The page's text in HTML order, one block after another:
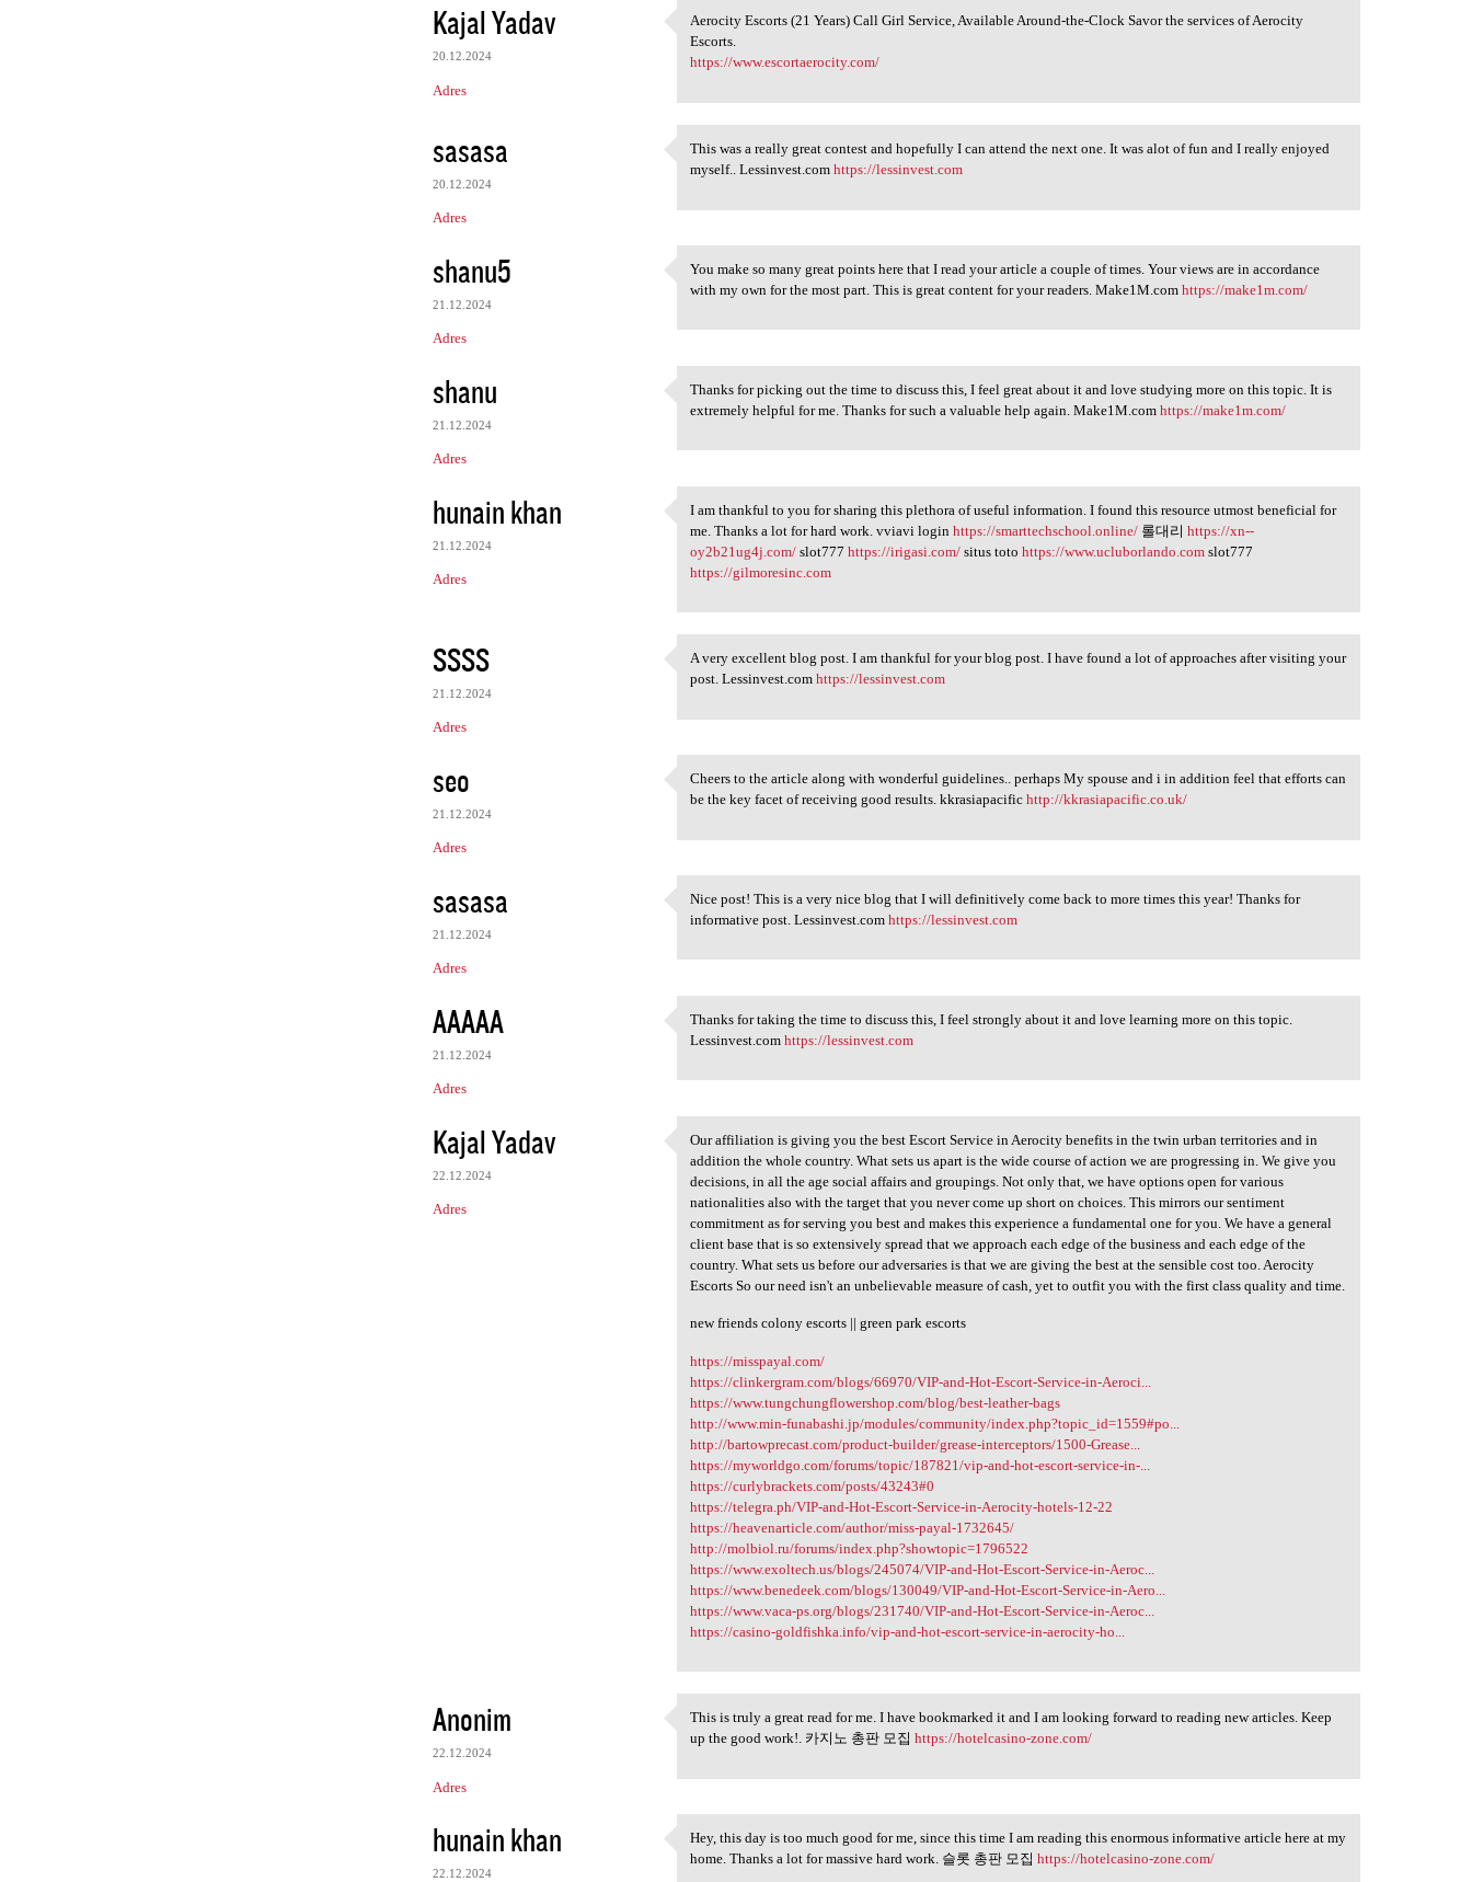
Kajal Yadav
20.12.2024
Adres
Aerocity Escorts (21 Years)
Aerocity Escorts (21 Years) Call Girl Service, Available Around-the-Clock Savor the services of Aerocity
Escorts.
https://www.escortaerocity.com/
sasasa
20.12.2024
Adres
This was a really great
This was a really great contest and hopefully I can attend the next one. It was alot of fun and I really enjoyed
myself.. Lessinvest.comhttps://lessinvest.com
shanu5
21.12.2024
Adres
You make so many great points
You make so many great points here that I read your article a couple of times. Your views are in accordance
with my own for the most part. This is great content for your readers. Make1M.comhttps://make1m.com/
shanu
21.12.2024
Adres
Thanks for picking out the
Thanks for picking out the time to discuss this, I feel great about it and love studying more on this topic. It is
extremely helpful for me. Thanks for such a valuable help again. Make1M.comhttps://make1m.com/
hunain khan
21.12.2024
Adres
I am thankful to you for
I am thankful to you for sharing this plethora of useful information. I found this resource utmost beneficial for
me. Thanks a lot for hard work. vviavi loginhttps://smarttechschool.online/ 롤대리https://xn--
oy2b21ug4j.com/ slot777https://irigasi.com/ situs totohttps://www.ucluborlando.com slot777
https://gilmoresinc.com
SSSS
21.12.2024
Adres
A very excellent blog post. I
A very excellent blog post. I am thankful for your blog post. I have found a lot of approaches after visiting your
post. Lessinvest.comhttps://lessinvest.com
seo
21.12.2024
Adres
Cheers to the article along
Cheers to the article along with wonderful guidelines.. perhaps My spouse and i in addition feel that efforts can
be the key facet of receiving good results. kkrasiapacifichttp://kkrasiapacific.co.uk/
sasasa
21.12.2024
Adres
Nice post! This is a very
Nice post! This is a very nice blog that I will definitively come back to more times this year! Thanks for
informative post. Lessinvest.comhttps://lessinvest.com
AAAAA
21.12.2024
Adres
Thanks for taking the time to
Thanks for taking the time to discuss this, I feel strongly about it and love learning more on this topic.
Lessinvest.comhttps://lessinvest.com
Kajal Yadav
22.12.2024
Adres
Our affiliation is giving you
Our affiliation is giving you the best Escort Service in Aerocity benefits in the twin urban territories and in
addition the whole country. What sets us apart is the wide course of action we are progressing in. We give you
decisions, in all the age social affairs and groupings. Not only that, we have options open for various
nationalities also with the target that you never come up short on choices. This mirrors our sentiment
commitment as for serving you best and makes this experience a fundamental one for you. We have a general
client base that is so extensively spread that we approach each edge of the business and each edge of the
country. What sets us before our adversaries is that we are giving the best at the sensible cost too. Aerocity
Escorts So our need isn't an unbelievable measure of cash, yet to outfit you with the first class quality and time.
new friends colony escorts || green park escorts
https://misspayal.com/
https://clinkergram.com/blogs/66970/VIP-and-Hot-Escort-Service-in-Aeroci...
https://www.tungchungflowershop.com/blog/best-leather-bags
http://www.min-funabashi.jp/modules/community/index.php?topic_id=1559#po...
http://bartowprecast.com/product-builder/grease-interceptors/1500-Grease...
https://myworldgo.com/forums/topic/187821/vip-and-hot-escort-service-in-...
https://curlybrackets.com/posts/43243#0
https://telegra.ph/VIP-and-Hot-Escort-Service-in-Aerocity-hotels-12-22
https://heavenarticle.com/author/miss-payal-1732645/
http://molbiol.ru/forums/index.php?showtopic=1796522
https://www.exoltech.us/blogs/245074/VIP-and-Hot-Escort-Service-in-Aeroc...
https://www.benedeek.com/blogs/130049/VIP-and-Hot-Escort-Service-in-Aero...
https://www.vaca-ps.org/blogs/231740/VIP-and-Hot-Escort-Service-in-Aeroc...
https://casino-goldfishka.info/vip-and-hot-escort-service-in-aerocity-ho...
Anonim
22.12.2024
Adres
This is truly a great read
This is truly a great read for me. I have bookmarked it and I am looking forward to reading new articles. Keep
up the good work!. 카지노 총판 모집https://hotelcasino-zone.com/
hunain khan
22.12.2024
Hey, this day is too much
Hey, this day is too much good for me, since this time I am reading this enormous informative article here at my
home. Thanks a lot for massive hard work. 슬롯 총판 모집https://hotelcasino-zone.com/